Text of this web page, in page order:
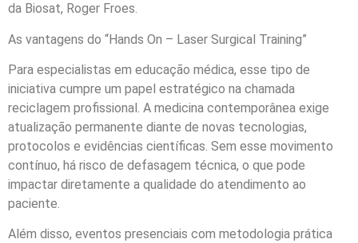
da Biosat, Roger Froes.
As vantagens do “Hands On – Laser Surgical Training”
Para especialistas em educação médica, esse tipo de
iniciativa cumpre um papel estratégico na chamada
reciclagem profissional. A medicina contemporânea exige
atualização permanente diante de novas tecnologias,
protocolos e evidências científicas. Sem esse movimento
contínuo, há risco de defasagem técnica, o que pode
impactar diretamente a qualidade do atendimento ao
paciente.
Além disso, eventos presenciais com metodologia prática